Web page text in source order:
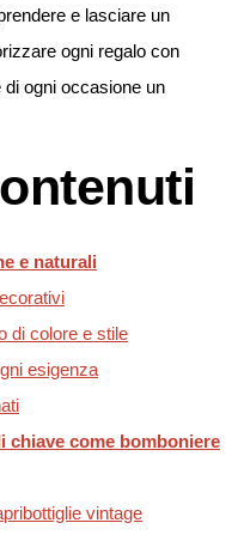
e lasciare un
ogni regalo con
ogni occasione un
e naturali
di colore e stile
esigenza
come bomboniere
vintage